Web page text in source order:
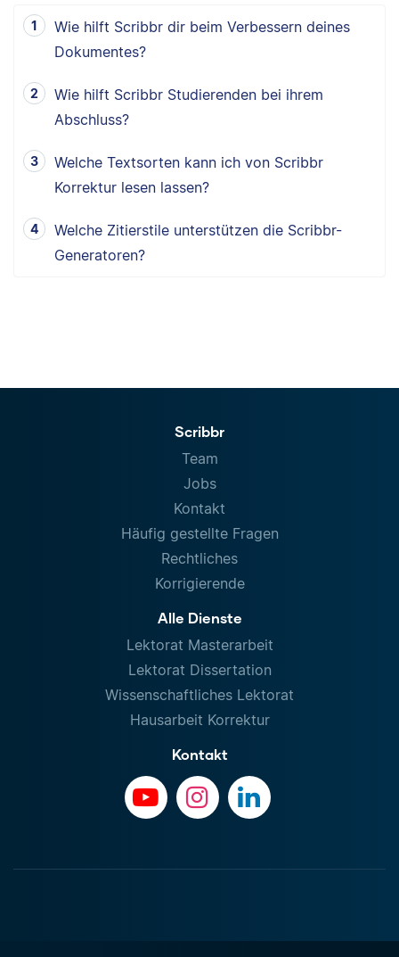
Wie hilft Scribbr dir beim Verbessern deines
Dokumentes?
Wie hilft Scribbr Studierenden bei ihrem
Abschluss?
Welche Textsorten kann ich von Scribbr
Korrektur lesen lassen?
Welche Zitierstile unterstützen die Scribbr-
Generatoren?
Scribbr
Team
Jobs
Kontakt
Häufig gestellte Fragen
Rechtliches
Korrigierende
Alle Dienste
Lektorat Masterarbeit
Lektorat Dissertation
Wissenschaftliches Lektorat
Hausarbeit Korrektur
Kontakt